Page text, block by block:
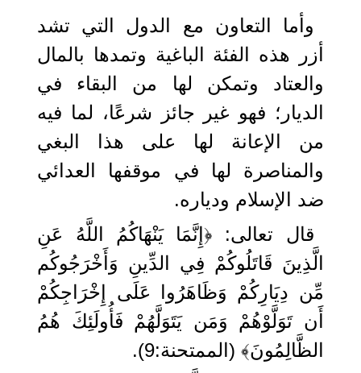
وأما التعاون مع الدول التي تشد
أزر هذه الفئة الباغية وتمدها بالمال
والعتاد وتمكن لها من البقاء في
الديار؛ فهو غير جائز شرعًا، لما فيه
من الإعانة لها على هذا البغي
والمناصرة لها في موقفها العدائي
ضد الإسلام ودياره.
قال تعالى: ﴿إِنَّمَا يَنْهَاكُمُ اللَّهُ عَنِ
الَّذِينَ قَاتَلُوكُمْ فِي الدِّينِ وَأَخْرَجُوكُم
مِّن دِيَارِكُمْ وَظَاهَرُوا عَلَى إِخْرَاجِكُمْ
أَن تَوَلَّوْهُمْ وَمَن يَتَوَلَّهُمْ فَأُولَئِكَ هُمُ
الظَّالِمُونَ﴾ (الممتحنة:9).